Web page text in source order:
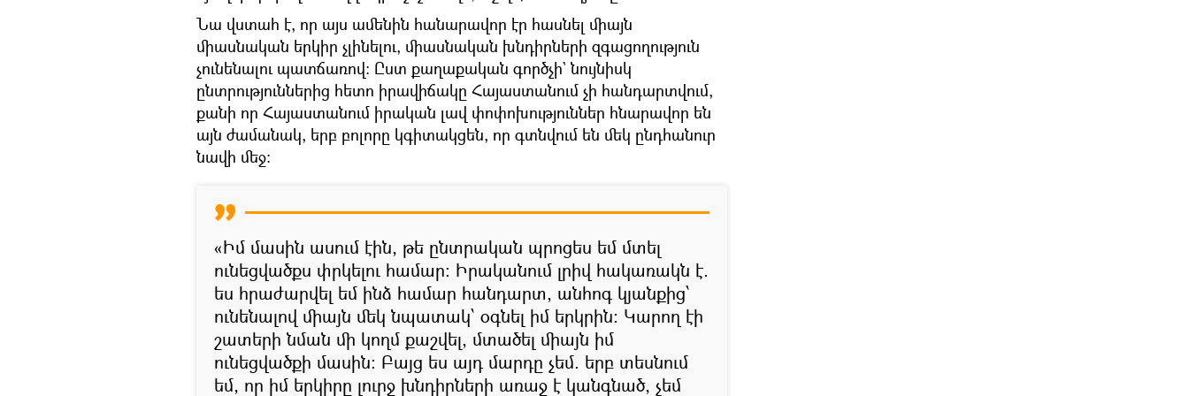
Նա վստահ է, որ այս ամենին հանարավոր էր հասնել միայն
միասնական երկիր չլինելու, միասնական խնդիրների զգացողություն
չունենալու պատճառով։ Ըստ քաղաքական գործչի` նույնիսկ
ընտրություններից հետո իրավիճակը Հայաստանում չի հանդարտվում,
քանի որ Հայաստանում իրական լավ փոփոխություններ հնարավոր են
այն ժամանակ, երբ բոլորը կգիտակցեն, որ գտնվում են մեկ ընդհանուր
նավի մեջ։
«Իմ մասին ասում էին, թե ընտրական պրոցես եմ մտել
ունեցվածքս փրկելու համար։ Իրականում լրիվ հակառակն է.
ես հրաժարվել եմ ինձ համար հանդարտ, անհոգ կյանքից՝
ունենալով միայն մեկ նպատակ՝ օգնել իմ երկրին։ Կարող էի
շատերի նման մի կողմ քաշվել, մտածել միայն իմ
ունեցվածքի մասին։ Բայց ես այդ մարդը չեմ. երբ տեսնում
եմ, որ իմ երկիրը լուրջ խնդիրների առաջ է կանգնած, չեմ